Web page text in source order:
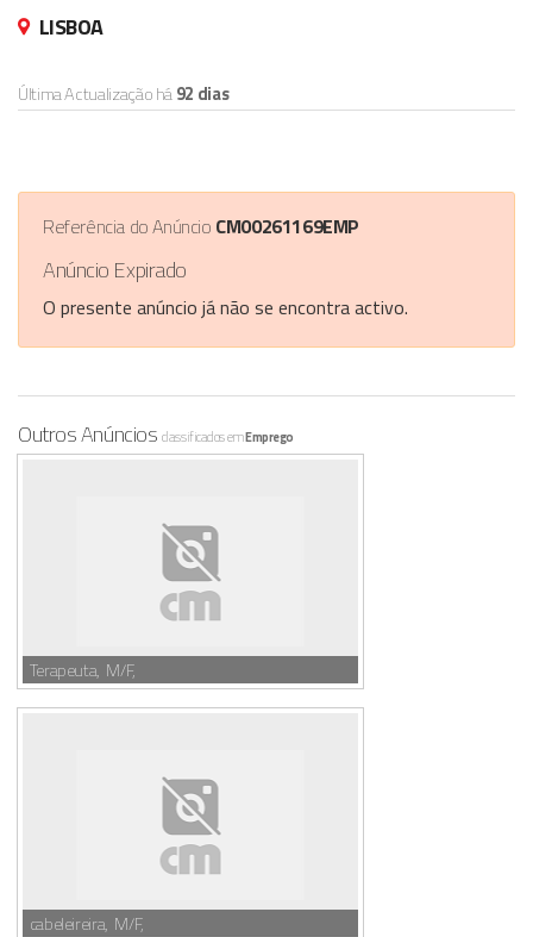
LISBOA
Última Actualização há92 dias
Referência do Anúncio CM00261169EMP
Anúncio Expirado
O presente anúncio já não se encontra activo.
Outros Anúncios classificados emEmprego
Terapeuta, M/F,
cabeleireira, M/F,